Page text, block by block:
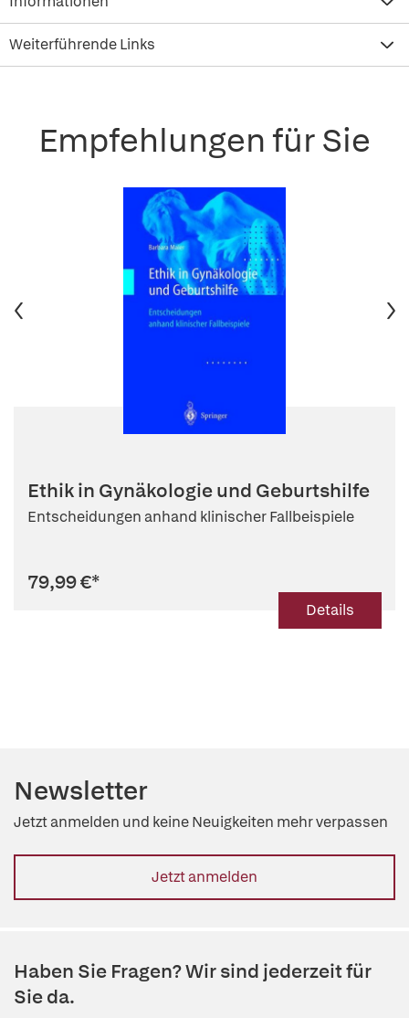
Weiterführende Links
Empfehlungen für Sie
Ethik in Gynäkologie und Geburtshilfe
Entscheidungen anhand klinischer Fallbeispiele
79,99 €*
Details
Newsletter
Jetzt anmelden und keine Neuigkeiten mehr verpassen
Jetzt anmelden
Haben Sie Fragen? Wir sind jederzeit für
Sie da.